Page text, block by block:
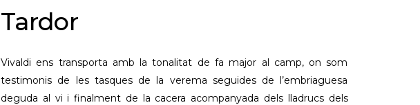
Tardor
Vivaldi ens transporta amb la tonalitat de fa major al camp, on som
testimonis de les tasques de la verema seguides de l’embriaguesa
deguda al vi i finalment de la cacera acompanyada dels lladrucs dels